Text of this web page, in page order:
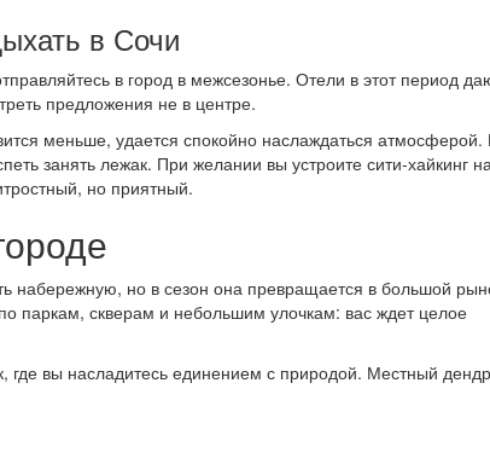
в Сочи
в город в межсезонье. Отели в этот период
предложения не в центре.
меньше, удается спокойно наслаждаться
занять лежак. При желании вы устроите сити-хайкинг
но приятный.
набережную, но в сезон она превращается в большой
паркам, скверам и небольшим улочкам: вас ждет целое
где вы насладитесь единением с природой. Местный